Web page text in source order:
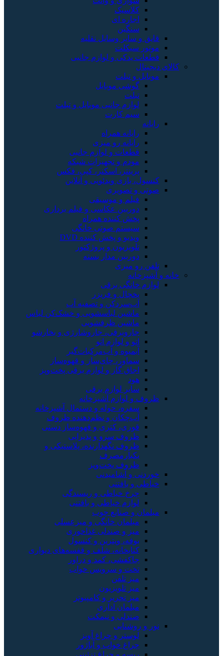
کلاسیک
اجاره ای
سنگین
قایق و سایر وسایل نقلیه
موتور سیکلت
قطعات یدکی و لوازم جانبی
کالای دیجیتال
موبایل و تبلت
گوشی موبایل
تبلت
لوازم جانبی موبایل و تبلت
سیم کارت
رایانه
رایانه همراه
رایانه رو میزی
قطعات و لوازم جانبی
مودم و تجهیزات شبکه
پرینتر، اسکنر، کپی، فکس
کنسول، بازی‌ ویدئویی و آنلاین
صوتی و تصویری
فیلم و موسیقی
دوربین عکاسی و فیلم برداری
پخش کننده همراه
سیستم صوتی خانگی
ویدیو و پخش کننده DVD
تلویزیون و پروژکتور
دوربین مدار بسته
تلفن رو میزی
خانه و آشپزخانه
لوازم خانگی برقی
یخچال و فریزر
آب‌سردکن و تصفیه آب
ماشین لباسشویی و خشک‌کن لباس
ماشین ظرفشویی
جاروبرقی، جاروشارژی و بخارشو
اتو و لوازم اتو
آبمیوه و آب‌مرکبات‌گیر
سماور، چای‌ساز و قهوه‌ساز
اجاق گاز و لوازم برقی پخت‌وپز
هود
سایر لوازم برقی
ظروف و لوازم آشپزخانه
سفره، حوله و دستمال آشپزخانه
آب‌چکان و نظم‌دهنده ظروف
قوری، کتری و قهوه‌ساز دستی
ظروف سرو و پذیرایی
ظروف نگهدارنده، پلاستیکی و
یکبارمصرف
ظروف پخت‌وپز
خوردنی و آشامیدنی
خیاطی و بافتنی
چرخ خیاطی و ریسندگی
لوازم خیاطی و بافتنی
مبلمان و صنایع چوب
مبلمان خانگی و میزعسلی
میز و صندلی غذاخوری
بوفه، ویترین و کنسول
کتابخانه، شلف و قفسه‌های دیواری
جاکفشی، کمد و دراور
تخت و سرویس خواب
میز تلفن
میز تلویزیون
میز تحریر و کامپیوتر
مبلمان اداری
صندلی و نیمکت
نور و روشنایی
لوستر و چراغ آویز
چراغ خواب و آباژور